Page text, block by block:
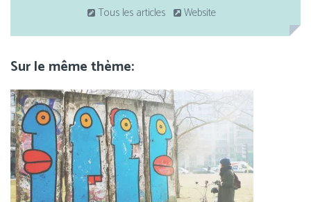
Tous les articles Website
Sur le même thème